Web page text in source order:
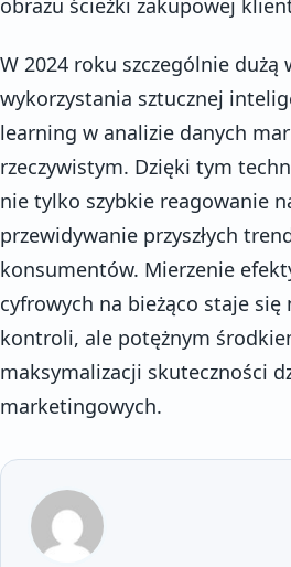
W 2024 roku szczególnie dużą
wykorzystania sztucznej
learning w analizie danych
rzeczywistym. Dzięki tym
nie tylko szybkie reagowanie
przewidywanie przyszłych
konsumentów. Mierzenie
cyfrowych na bieżąco staje
kontroli, ale potężnym
maksymalizacji skuteczności
marketingowych.